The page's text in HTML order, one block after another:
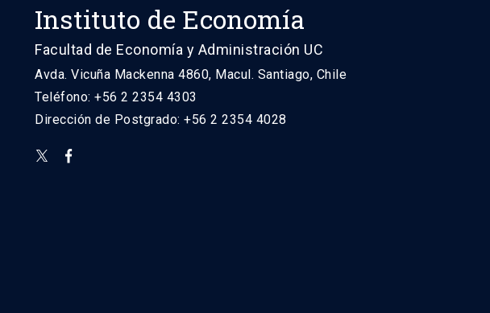
Instituto de Economía
Facultad de Economía y Administración UC
Avda. Vicuña Mackenna 4860, Macul. Santiago, Chile
Teléfono: +56 2 2354 4303
Dirección de Postgrado: +56 2 2354 4028